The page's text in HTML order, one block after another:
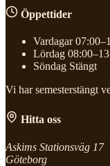
Öppettider
Vardagar
Lördag
Söndag Stängt
Vi har semesterstängt
Hitta oss
Askims Stationsväg 17
Göteborg